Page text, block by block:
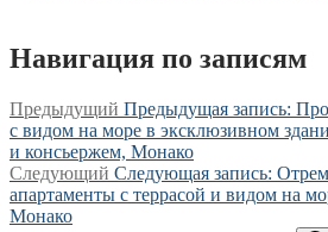
Навигация по записям
Предыдущий Предыдущая запись:
с видом на море в эксклюзивном
и консьержем, Монако
Следующий Следующая запись:
апартаменты с террасой и видом на
Монако